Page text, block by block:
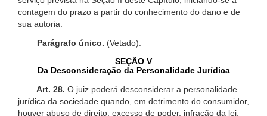
contagem do prazo a partir do conhecimento do dano e de
sua autoria.
Parágrafo único. (Vetado).
SEÇÃO V
Da Desconsideração da Personalidade Jurídica
Art. 28. O juiz poderá desconsiderar a personalidade
jurídica da sociedade quando, em detrimento do consumidor,
houver abuso de direito, excesso de poder, infração da lei,